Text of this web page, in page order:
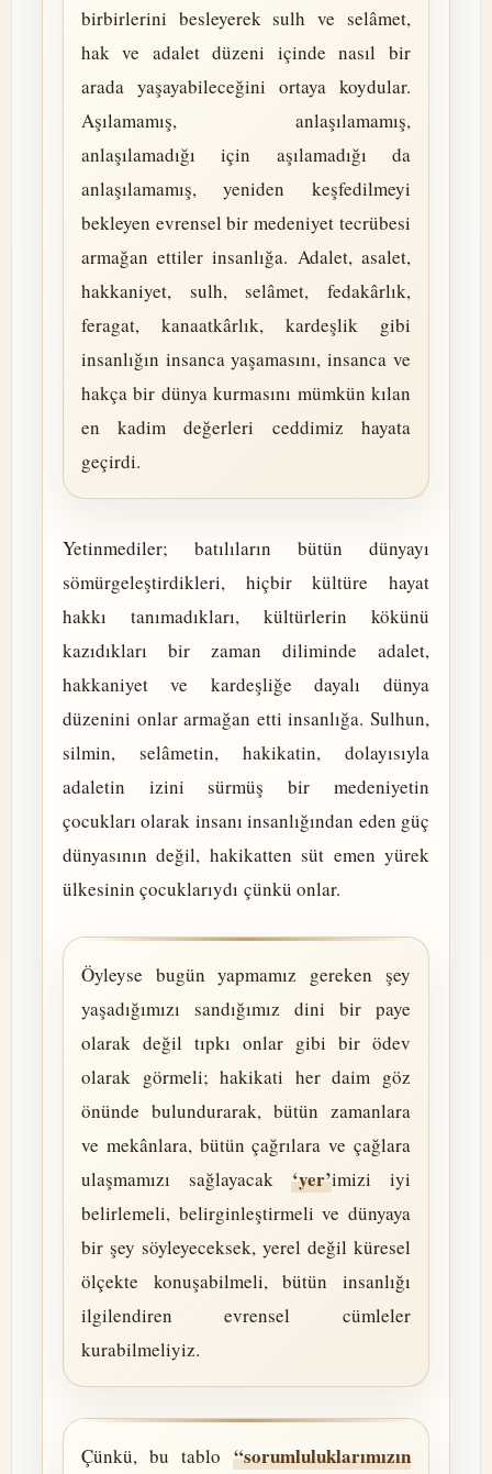
birbirlerini besleyerek sulh ve selâmet,
hak ve adalet düzeni içinde nasıl bir
arada yaşayabileceğini ortaya koydular.
Aşılamamış, anlaşılamamış,
anlaşılamadığı için aşılamadığı da
anlaşılamamış, yeniden keşfedilmeyi
bekleyen evrensel bir medeniyet tecrübesi
armağan ettiler insanlığa. Adalet, asalet,
hakkaniyet, sulh, selâmet, fedakârlık,
feragat, kanaatkârlık, kardeşlik gibi
insanlığın insanca yaşamasını, insanca ve
hakça bir dünya kurmasını mümkün kılan
en kadim değerleri ceddimiz hayata
geçirdi.
Yetinmediler; batılıların bütün dünyayı
sömürgeleştirdikleri, hiçbir kültüre hayat
hakkı tanımadıkları, kültürlerin kökünü
kazıdıkları bir zaman diliminde adalet,
hakkaniyet ve kardeşliğe dayalı dünya
düzenini onlar armağan etti insanlığa. Sulhun,
silmin, selâmetin, hakikatin, dolayısıyla
adaletin izini sürmüş bir medeniyetin
çocukları olarak insanı insanlığından eden güç
dünyasının değil, hakikatten süt emen yürek
ülkesinin çocuklarıydı çünkü onlar.
Öyleyse bugün yapmamız gereken şey
yaşadığımızı sandığımız dini bir paye
olarak değil tıpkı onlar gibi bir ödev
olarak görmeli; hakikati her daim göz
önünde bulundurarak, bütün zamanlara
ve mekânlara, bütün çağrılara ve çağlara
ulaşmamızı sağlayacak‘yer’imizi iyi
belirlemeli, belirginleştirmeli ve dünyaya
bir şey söyleyeceksek, yerel değil küresel
ölçekte konuşabilmeli, bütün insanlığı
ilgilendiren evrensel cümleler
kurabilmeliyiz.
Çünkü, bu tablo“sorumluluklarımızın